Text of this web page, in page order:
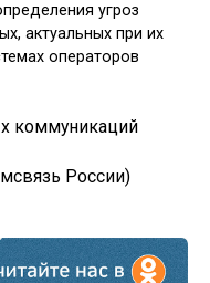
угроз
актуальных при их
операторов
коммуникаций
России)